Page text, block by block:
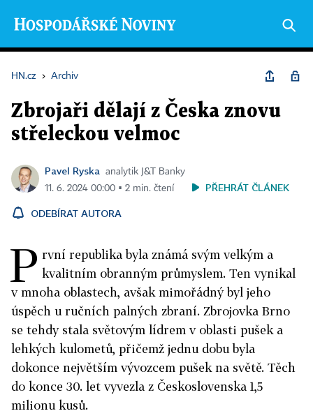
HN.cz › Archiv
Zbrojaři dělají z Česka znovu
střeleckou velmoc
Pavel Ryska
analytik J&T Banky
11. 6. 2024 00:00 ▪ 2 min. čtení
PŘEHRÁT ČLÁNEK
ODEBÍRAT AUTORA
P rvní republika byla známá svým velkým a
kvalitním obranným průmyslem. Ten vynikal
v mnoha oblastech, avšak mimořádný byl jeho
úspěch u ručních palných zbraní. Zbrojovka Brno
se tehdy stala světovým lídrem v oblasti pušek a
lehkých kulometů, přičemž jednu dobu byla
dokonce největším vývozcem pušek na světě. Těch
do konce 30. let vyvezla z Československa 1,5
milionu kusů.